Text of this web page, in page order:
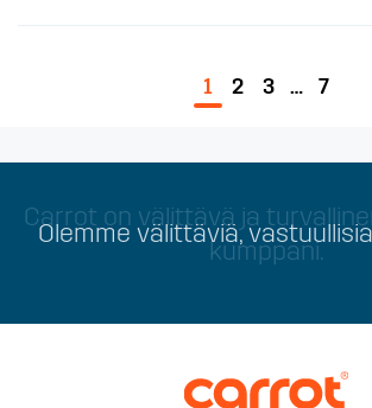
1 2 3 … 7
Olemme välittäviä,
Carrot on välittävä ja
kumppani.